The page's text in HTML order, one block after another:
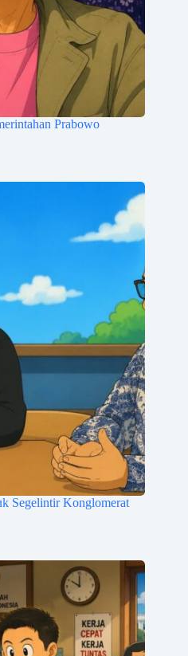
Prabowo
Segelintir Konglomerat